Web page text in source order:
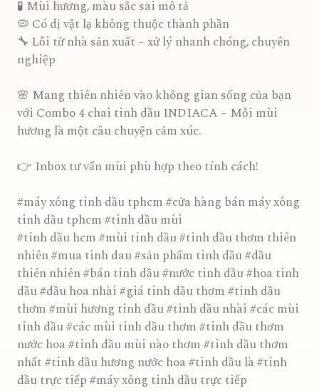
🧪 Mùi hương, màu sắc sai mô tả
🦠 Có dị vật lạ không thuộc thành phần
🔧 Lỗi từ nhà sản xuất – xử lý nhanh chóng, chuyên
nghiệp
🌸 Mang thiên nhiên vào không gian sống của bạn
với Combo 4 chai tinh dầu INDIACA – Mỗi mùi
hương là một câu chuyện cảm xúc.
👉 Inbox tư vấn mùi phù hợp theo tính cách!
#máy xông tinh dầu tphcm #cửa hàng bán máy xông
tinh dầu tphcm #tinh dầu mùi
#tinh dầu hcm #mùi tinh dầu #tinh dầu thơm thiên
nhiên #mua tinh dau #sản phẩm tinh dầu #dầu
thiên nhiên #bán tinh dầu #nước tinh dầu #hoa tinh
dầu #dầu hoa nhài #giá tinh dầu thơm #tinh dầu
thơm #mùi hương tinh dầu #tinh dầu nhài #các mùi
tinh dầu #các mùi tinh dầu thơm #tinh dầu thơm
nước hoa #tinh dầu mùi nào thơm #tinh dầu thơm
nhất #tinh dầu hương nước hoa #tinh dầu là #tinh
dầu trực tiếp #máy xông tinh dầu trực tiếp